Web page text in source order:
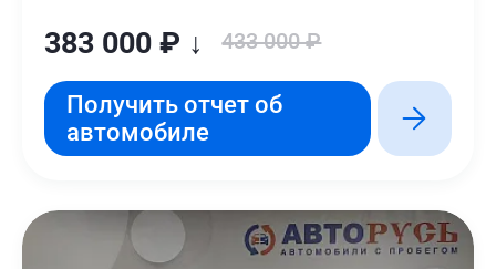
383 000 ₽ ↓ 433 000 ₽
Получить отчет об
автомобиле